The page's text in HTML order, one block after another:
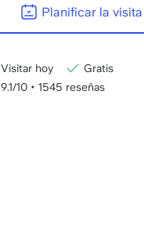
22:00
Planificar la visita
Visitar hoy
Gratis
9.1/10 • 1545 reseñas